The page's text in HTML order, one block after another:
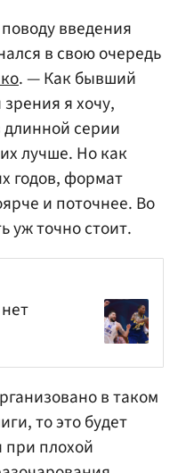
введения
в свою очередь
. — Как бывший
я хочу,
серии
лучше. Но как
годов, формат
и поточнее. Во
уж точно стоит.
в таком
то это будет
при плохой